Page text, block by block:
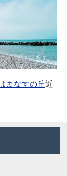
まなすの丘近